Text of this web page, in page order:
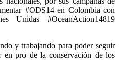
#ODS14 en Colombia con
Unidas #OceanAction14819
y trabajando para poder seguir
en pro de la conservación de los